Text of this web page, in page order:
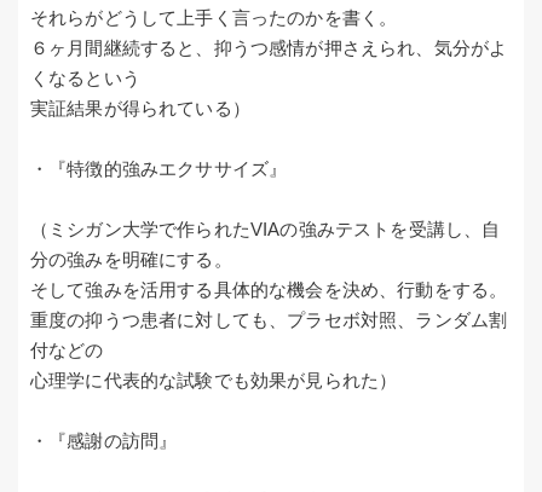
それらがどうして上手く言ったのかを書く。
６ヶ月間継続すると、抑うつ感情が押さえられ、気分がよ
くなるという
実証結果が得られている）
・『特徴的強みエクササイズ』
（ミシガン大学で作られたVIAの強みテストを受講し、自
分の強みを明確にする。
そして強みを活用する具体的な機会を決め、行動をする。
重度の抑うつ患者に対しても、プラセボ対照、ランダム割
付などの
心理学に代表的な試験でも効果が見られた）
・『感謝の訪問』